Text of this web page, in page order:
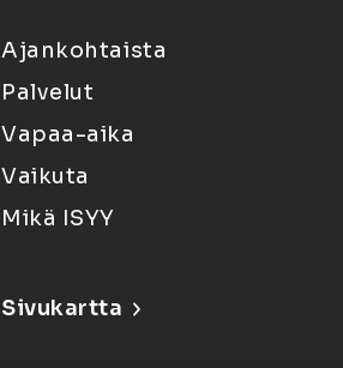
Ajankohtaista
Palvelut
Vapaa-aika
Vaikuta
Mikä ISYY
Sivukartta